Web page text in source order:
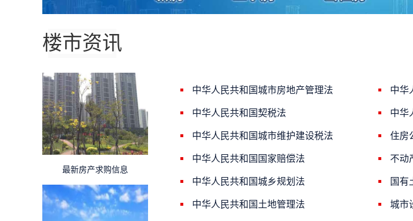
楼市资讯
最新房产求购信息
中华人民共和国城市房地产管理法
中华人民共和国契税法
中华人民共和国城市维护建设税法
中华人民共和国国家赔偿法
中华人民共和国城乡规划法
中华人民共和国土地管理法
中华
中华
住房
不动
国有
城市